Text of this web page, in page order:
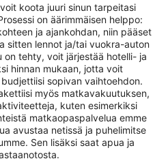
koota juuri sinun tarpeitasi
on äärimmäisen helppo:
ja ajankohdan, niin pääset
sitten lennot ja/tai vuokra-auton
on tehty, voit järjestää hotelli- ja
hinnan mukaan, jotta voit
sopivan vaihtoehdon.
myös matkavakuutuksen,
kuten esimerkiksi
matkaopaspalvelua emme
avustaa netissä ja puhelimitse
Sen lisäksi saat apua ja